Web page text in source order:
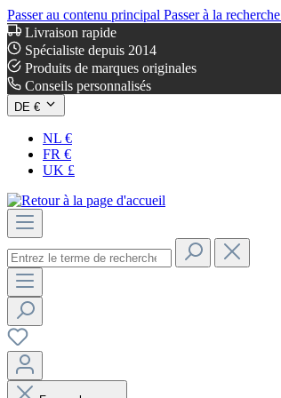
Passer au contenu principal Passer à la recherche
Livraison rapide
Spécialiste depuis 2014
Produits de marques originales
Conseils personnalisés
DE €
NL €
FR €
UK £